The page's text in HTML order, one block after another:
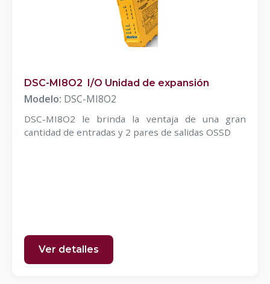
DSC-MI8O2 I/O Unidad de expansión
Modelo: DSC-MI8O2
DSC-MI8O2 le brinda la ventaja de una gran
cantidad de entradas y 2 pares de salidas OSSD
Ver detalles